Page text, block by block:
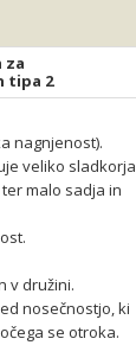
za
tipa 2
nagnjenost).
veliko
malo sadja in
v družini.
nosečnostjo, ki
se otroka.